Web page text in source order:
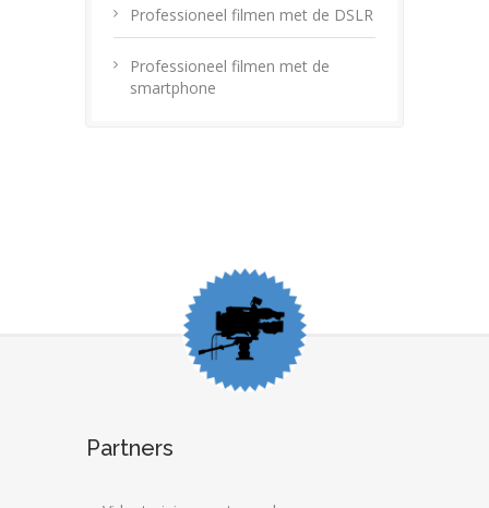
Professioneel filmen met de DSLR
Professioneel filmen met de
smartphone
Partners